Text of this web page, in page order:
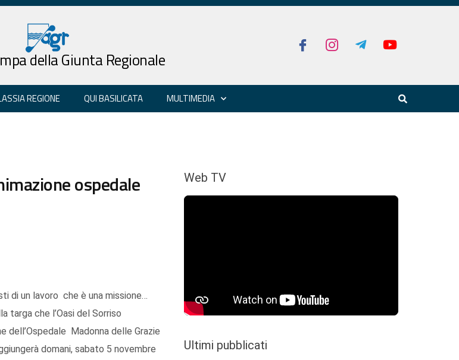
della Giunta Regionale
REGIONE QUI BASILICATA MULTIMEDIA
ospedale
di un lavoro che è una missione…
targa che l’Oasi del Sorriso
dell’Ospedale Madonna delle Grazie
domani, sabato 5 novembre
Web TV
Ultimi pubblicati